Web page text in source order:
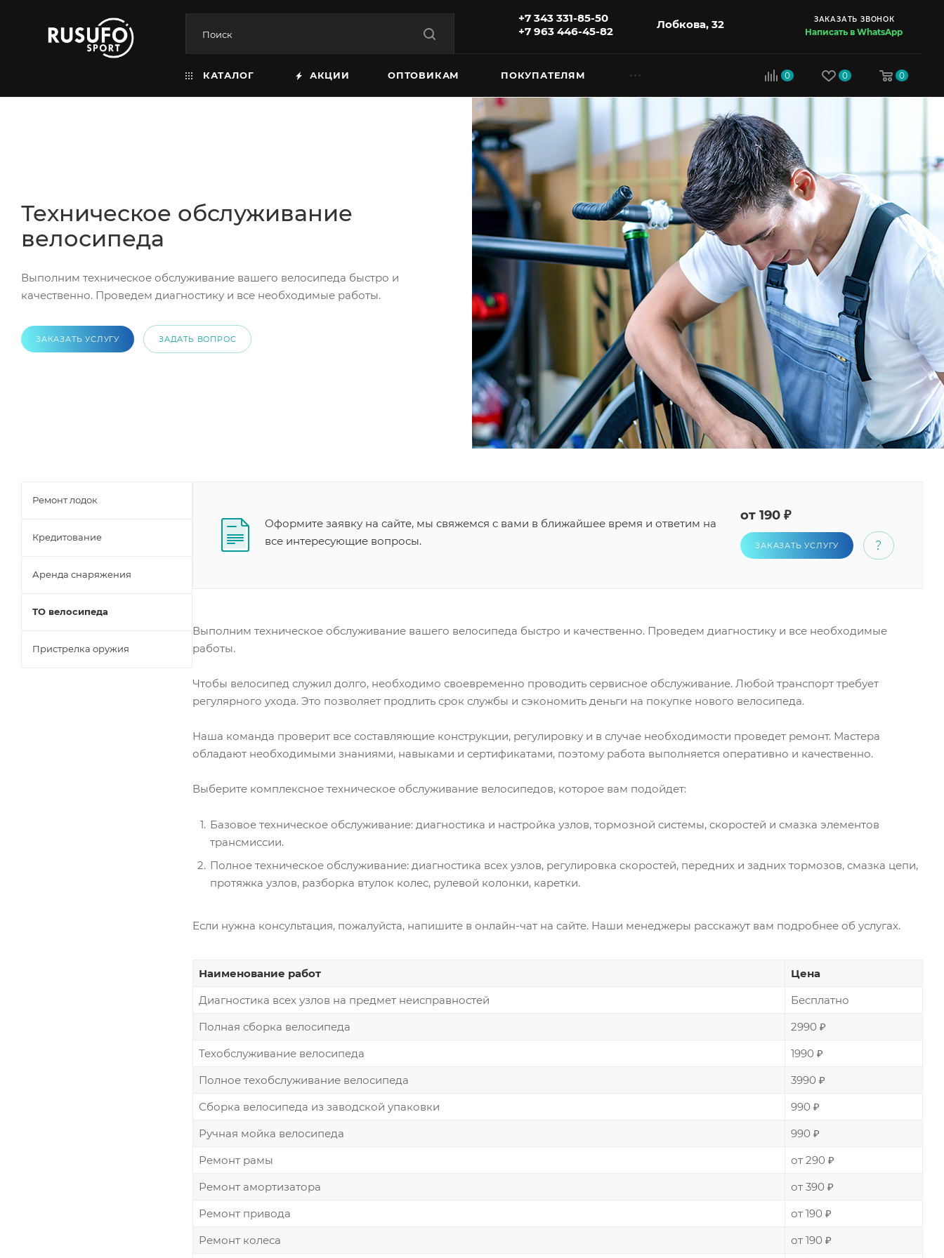
+7 343 331-85-50
+7 963 446-45-82
Лобкова, 32 ЗАКАЗАТЬ ЗВОНОК
Написать в WhatsApp
0 0 0
КАТАЛОГ АКЦИИ ОПТОВИКАМ ПОКУПАТЕЛЯМ
Техническое обслуживание
велосипеда
Выполним техническое обслуживание вашего велосипеда быстро и
качественно. Проведем диагностику и все необходимые работы.
ЗАКАЗАТЬ УСЛУГУ ЗАДАТЬ ВОПРОС
Оформите заявку на сайте, мы свяжемся с вами в ближайшее время и ответим на
все интересующие вопросы.
от 190 ₽
ЗАКАЗАТЬ УСЛУГУ
Выполним техническое обслуживание вашего велосипеда быстро и качественно. Проведем диагностику и все необходимые
работы.
Чтобы велосипед служил долго, необходимо своевременно проводить сервисное обслуживание. Любой транспорт требует
регулярного ухода. Это позволяет продлить срок службы и сэкономить деньги на покупке нового велосипеда.
Наша команда проверит все составляющие конструкции, регулировку и в случае необходимости проведет ремонт. Мастера
обладают необходимыми знаниями, навыками и сертификатами, поэтому работа выполняется оперативно и качественно.
Выберите комплексное техническое обслуживание велосипедов, которое вам подойдет:
Базовое техническое обслуживание: диагностика и настройка узлов, тормозной системы, скоростей и смазка элементов
трансмиссии.
Полное техническое обслуживание: диагностика всех узлов, регулировка скоростей, передних и задних тормозов, смазка цепи,
протяжка узлов, разборка втулок колес, рулевой колонки, каретки.
Если нужна консультация, пожалуйста, напишите в онлайн-чат на сайте. Наши менеджеры расскажут вам подробнее об услугах.
Наименование работ
Цена
Диагностика всех узлов на предмет неисправностей
Бесплатно
Полная сборка велосипеда
2990 ₽
Техобслуживание велосипеда
1990 ₽
Полное техобслуживание велосипеда
3990 ₽
Сборка велосипеда из заводской упаковки
990 ₽
Ручная мойка велосипеда
990 ₽
Ремонт рамы
от 290 ₽
Ремонт амортизатора
от 390 ₽
Ремонт привода
от 190 ₽
Ремонт колеса
от 190 ₽
Ремонт лодок
Кредитование
Аренда снаряжения
ТО велосипеда
Пристрелка оружия